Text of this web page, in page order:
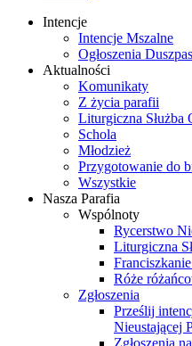
Intencje
Intencje Mszalne
Ogłoszenia
Aktualności
Komunikaty
Z życia parafii
Liturgiczna Służba
Schola
Młodzież
Przygotowanie do
Wszystkie
Nasza Parafia
Wspólnoty
Rycerstwo
Liturgiczna
Róże
Zgłoszenia
Prześlij
Nieustającej
Zgłoszenia